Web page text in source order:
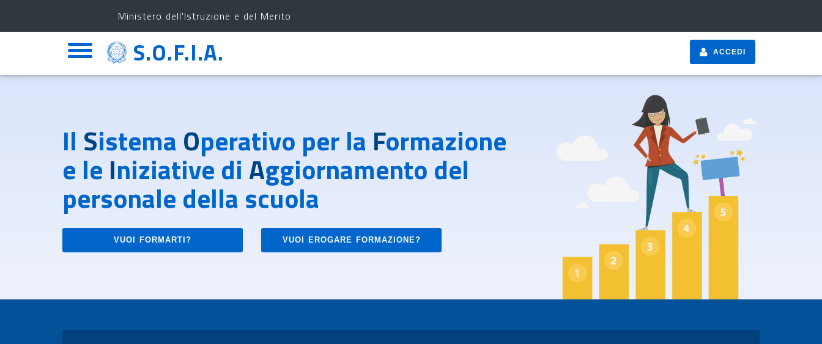
Ministero dell'Istruzione e del Merito
Espandi
barra
S.O.F.I.A. ACCEDI
Il Sistema Operativo per la Formazione
e le Iniziative diAggiornamento del
personale della scuola
VUOI FORMARTI? VUOI EROGARE FORMAZIONE?